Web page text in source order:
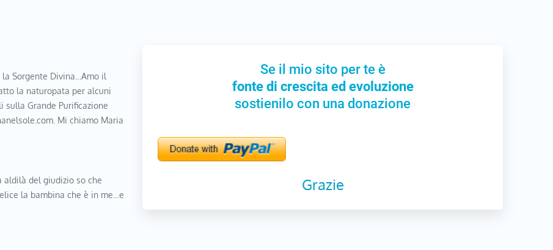
Sorgente Divina…Amo il
la naturopata per alcuni
Grande Purificazione
Mi chiamo Maria
del giudizio so che
la bambina che è in me…e
Se il mio sito per te è
fonte di crescita ed evoluzione
sostienilo con una donazione
Grazie